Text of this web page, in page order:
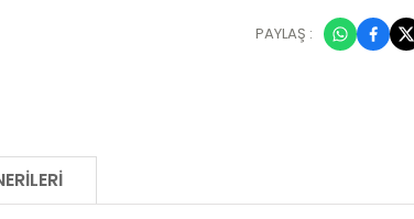
PAYLAŞ :